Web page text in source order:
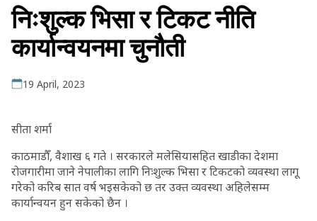
निःशुल्क भिसा र टिकट नीति
कार्यान्वयनमा चुनौती
19 April, 2023
सीता शर्मा
काठमाडौँ, वैशाख ६ गते । सरकारले मलेसियासहित खाडीका देशमा
रोजगारीमा जाने नेपालीका लागि निःशुल्क भिसा र टिकटको व्यवस्था लागू
गरेको करिब सात वर्ष भइसकेको छ तर उक्त व्यवस्था अहिलेसम्म
कार्यान्वयन हुन सकेको छैन ।